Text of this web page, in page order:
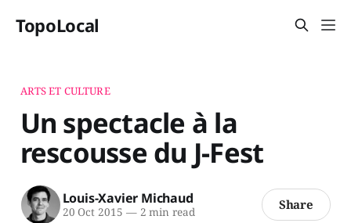
TopoLocal
ARTS ET CULTURE
Un spectacle à la
rescousse du J-Fest
Louis-Xavier Michaud
20 Oct 2015 —2 min read Share